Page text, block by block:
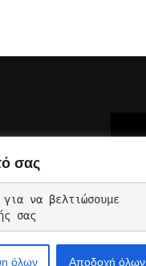
σας
να βελτιώσουμε
σας
όλων Αποδοχή όλων